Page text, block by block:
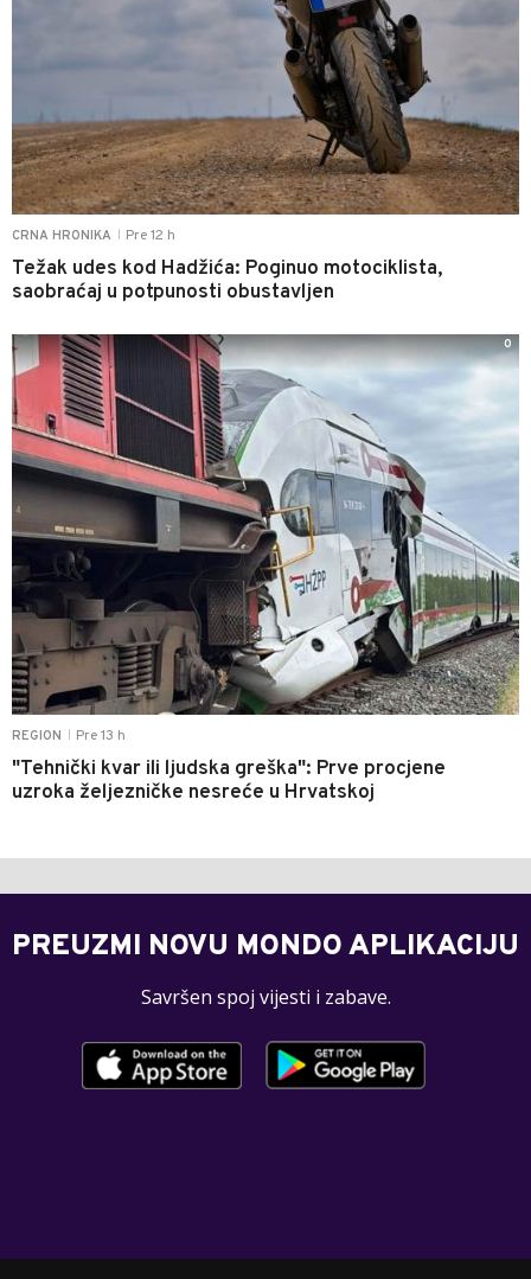
CRNA HRONIKA Pre 12 h
Težak udes kod Hadžića: Poginuo motociklista,
saobraćaj u potpunosti obustavljen
REGION Pre 13 h
"Tehnički kvar ili ljudska greška": Prve procjene
uzroka željezničke nesreće u Hrvatskoj
0
PREUZMI NOVU MONDO APLIKACIJU
Savršen spoj vijesti i zabave.